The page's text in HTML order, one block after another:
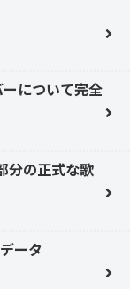
について完全
分の正式な歌
ータ